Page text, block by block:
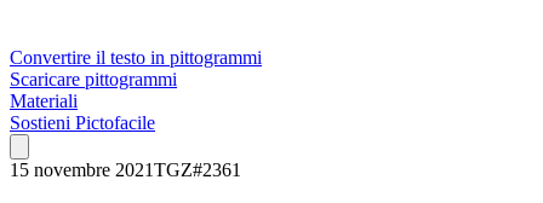
Convertire il testo in pittogrammi
Scaricare pittogrammi
Materiali
Sostieni Pictofacile
15 novembre 2021TGZ#2361